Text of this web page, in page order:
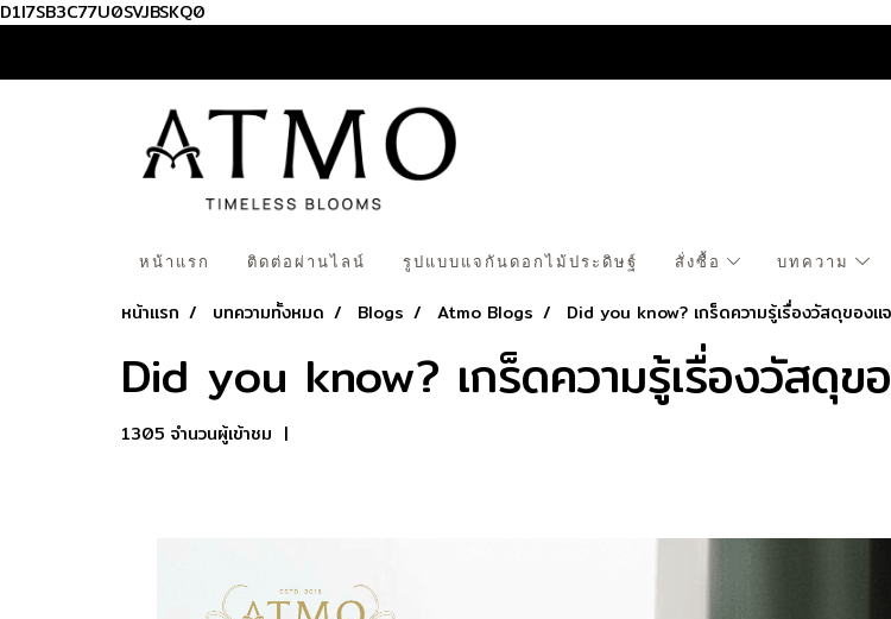
D1I7SB3C77U0SVJBSKQ0
หน้าแรก ติดต่อผ่านไลน์ รูปแบบแจกันดอกไม้ประดิษฐ์ สั่งซื้อ บทความ
หน้าแรก บทความทั้งหมด Blogs Atmo Blogs Did you know? เกร็ดความรู้เรื่องวัสดุของ
Did you know? เกร็ดความรู้เรื่องวัสดุ
1305 จำนวนผู้เข้าชม |